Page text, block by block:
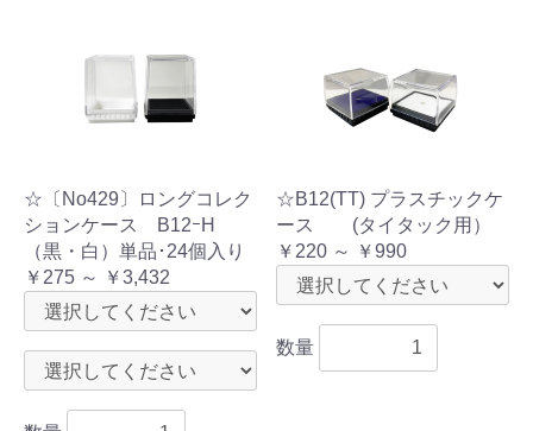
☆〔No429〕ロングコレク
ションケース B12ｰH
（黒・白）単品･24個入り
￥275 ～ ￥3,432
☆B12(TT) プラスチックケ
ース (タイタック用）
￥220 ～ ￥990
数量